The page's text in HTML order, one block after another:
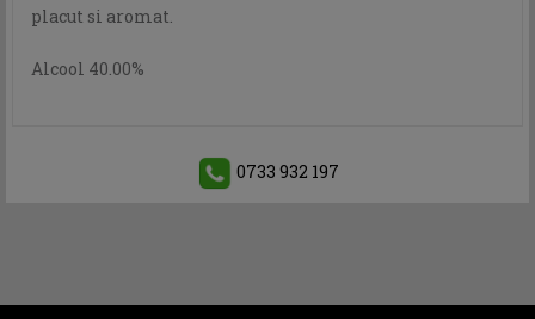
placut si aromat.
Alcool 40.00%
0733 932 197